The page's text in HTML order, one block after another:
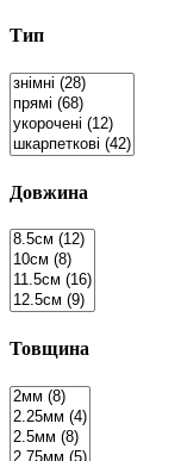
Тип
Довжина
Товщина